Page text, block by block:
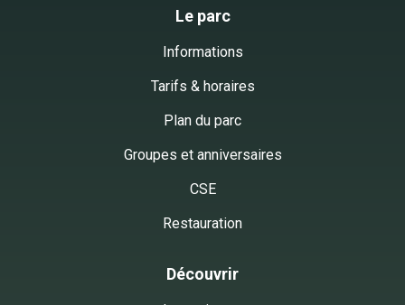
Le parc
Informations
Tarifs & horaires
Plan du parc
Groupes et anniversaires
CSE
Restauration
Découvrir